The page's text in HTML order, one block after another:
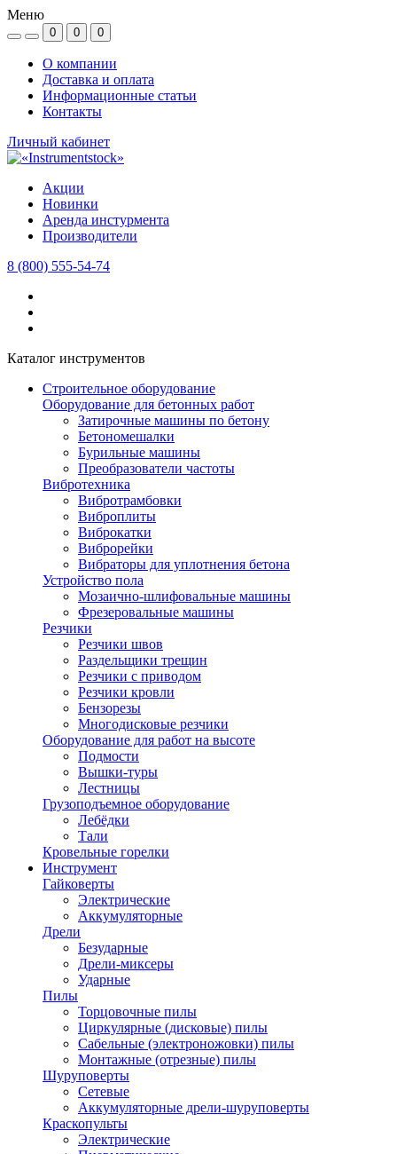
Меню
0 0 0
О компании
Доставка и оплата
Информационные статьи
Контакты
Личный кабинет
Акции
Новинки
Аренда инстурмента
Производители
8 (800) 555-54-74
Каталог инструментов
Строительное оборудование
Оборудование для бетонных работ
Затирочные машины по бетону
Бетономешалки
Бурильные машины
Преобразователи частоты
Вибротехника
Вибротрамбовки
Виброплиты
Виброкатки
Виброрейки
Вибраторы для уплотнения бетона
Устройство пола
Мозаично-шлифовальные машины
Фрезеровальные машины
Резчики
Резчики швов
Раздельщики трещин
Резчики с приводом
Резчики кровли
Бензорезы
Многодисковые резчики
Оборудование для работ на высоте
Подмости
Вышки-туры
Лестницы
Грузоподъемное оборудование
Лебёдки
Тали
Кровельные горелки
Инструмент
Гайковерты
Электрические
Аккумуляторные
Дрели
Безударные
Дрели-миксеры
Ударные
Пилы
Торцовочные пилы
Циркулярные (дисковые) пилы
Сабельные (электроножовки) пилы
Монтажные (отрезные) пилы
Шуруповерты
Сетевые
Аккумуляторные дрели-шуруповерты
Краскопульты
Электрические